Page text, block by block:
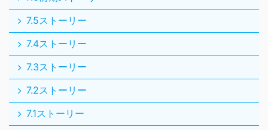
7.5ストーリー
7.4ストーリー
7.3ストーリー
7.2ストーリー
7.1ストーリー